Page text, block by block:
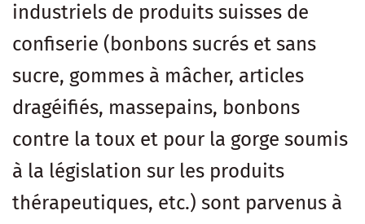
industriels de produits suisses de
confiserie (bonbons sucrés et sans
sucre, gommes à mâcher, articles
dragéifiés, massepains, bonbons
contre la toux et pour la gorge soumis
à la législation sur les produits
thérapeutiques, etc.) sont parvenus à